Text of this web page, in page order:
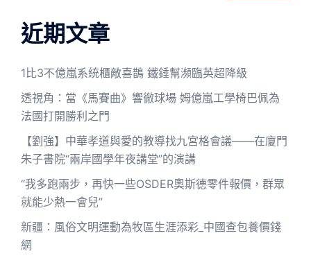
近期文章
1比3不億嵐系統櫃敵喜鵲 鐵錘幫瀕臨英超降級
透視角：當《馬賽曲》響徹球場 姆億嵐工學椅巴佩為
法國打開勝利之門
【劉強】中華孝道與愛的教導找九宮格會議——在廈門
朱子書院“兩岸國學年夜講堂”的演講
“我多跑兩步，再快一些OSDER奧斯德零件報價，群眾
就能少熱一會兒”
新疆：風俗文明運動為牧區生涯添彩_中國查包養價錢
網